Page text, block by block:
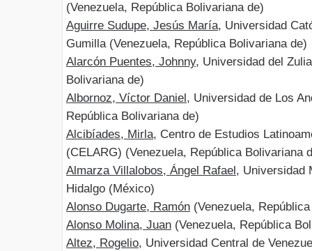
(Venezuela, República Bolivariana de)
Aguirre Sudupe, Jesús María, Universidad
Gumilla (Venezuela, República Bolivariana de)
Alarcón Puentes, Johnny, Universidad del
Bolivariana de)
Albornoz, Víctor Daniel , Universidad de Los
República Bolivariana de)
Alcibíades, Mirla, Centro de Estudios
(CELARG) (Venezuela, República Bolivariana
Almarza Villalobos, Ángel Rafael , Universidad
Hidalgo (México)
Alonso Dugarte, Ramón (Venezuela,
Alonso Molina, Juan (Venezuela, República
Altez, Rogelio, Universidad Central de